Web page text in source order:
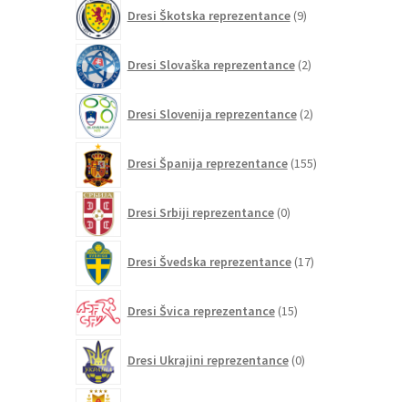
Dresi Škotska reprezentance 9izdelkov
Dresi Slovaška reprezentance 2izdelka
Dresi Slovenija reprezentance 2izdelka
Dresi Španija reprezentance 155izdelkov
Dresi Srbiji reprezentance 0izdelkov
Dresi Švedska reprezentance 17izdelkov
Dresi Švica reprezentance 15izdelkov
Dresi Ukrajini reprezentance 0izdelkov